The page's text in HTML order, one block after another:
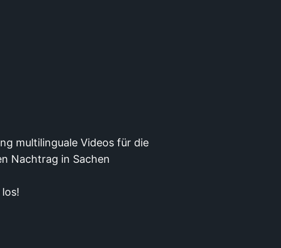
multilinguale Videos für die
Nachtrag in Sachen